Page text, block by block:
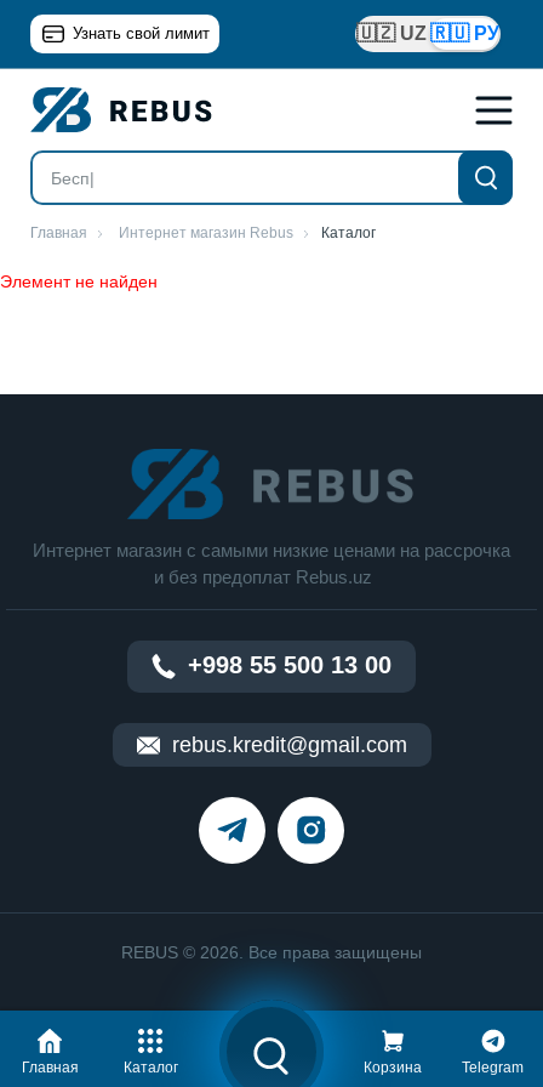
Узнать свой лимит 🇺🇿 UZ🇷🇺 РУ
Главная Интернет магазин Rebus Каталог
Элемент не найден
Интернет магазин c cамыми низкие ценами на рассрочка
и без предоплат Rebus.uz
+998 55 500 13 00
rebus.kredit@gmail.com
REBUS © 2026. Все права защищены
Главная Каталог Корзина Telegram